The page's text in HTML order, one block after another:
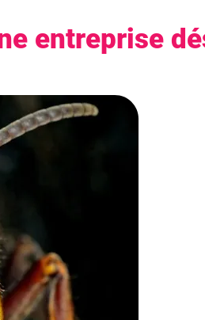
entreprise